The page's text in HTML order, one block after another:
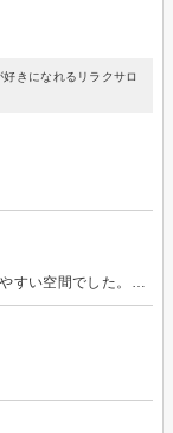
きになれるリラクサロ